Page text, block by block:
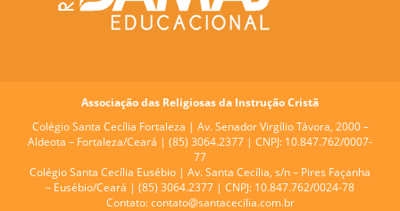
Associação das Religiosas da Instrução Cristã
Colégio Santa Cecília Fortaleza | Av. Senador Virgílio Távora, 2000 –
Aldeota – Fortaleza/Ceará | (85) 3064.2377 | CNPJ: 10.847.762/0007-
77
Colégio Santa Cecília Eusébio | Av. Santa Cecília, s/n – Pires Façanha
– Eusébio/Ceará | (85) 3064.2377 | CNPJ: 10.847.762/0024-78
Contato: contato@santacecilia.com.br